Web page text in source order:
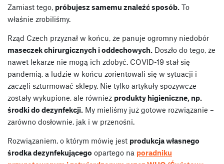
Zamiast tego, próbujesz samemu znaleźć sposób. To
właśnie zrobiliśmy.
Rząd Czech przyznał w końcu, że panuje ogromny niedobór
maseczek chirurgicznych i oddechowych. Doszło do tego, że
nawet lekarze nie mogą ich zdobyć. COVID-19 stał się
pandemią, a ludzie w końcu zorientowali się w sytuacji i
zaczęli szturmować sklepy. Nie tylko artykuły spożywcze
zostały wykupione, ale również produkty higieniczne, np.
środki do dezynfekcji. My mieliśmy już gotowe rozwiązanie –
zarówno dosłownie, jak i w przenośni.
Rozwiązaniem, o którym mówię jest produkcja własnego
środka dezynfekującego opartego na poradniku